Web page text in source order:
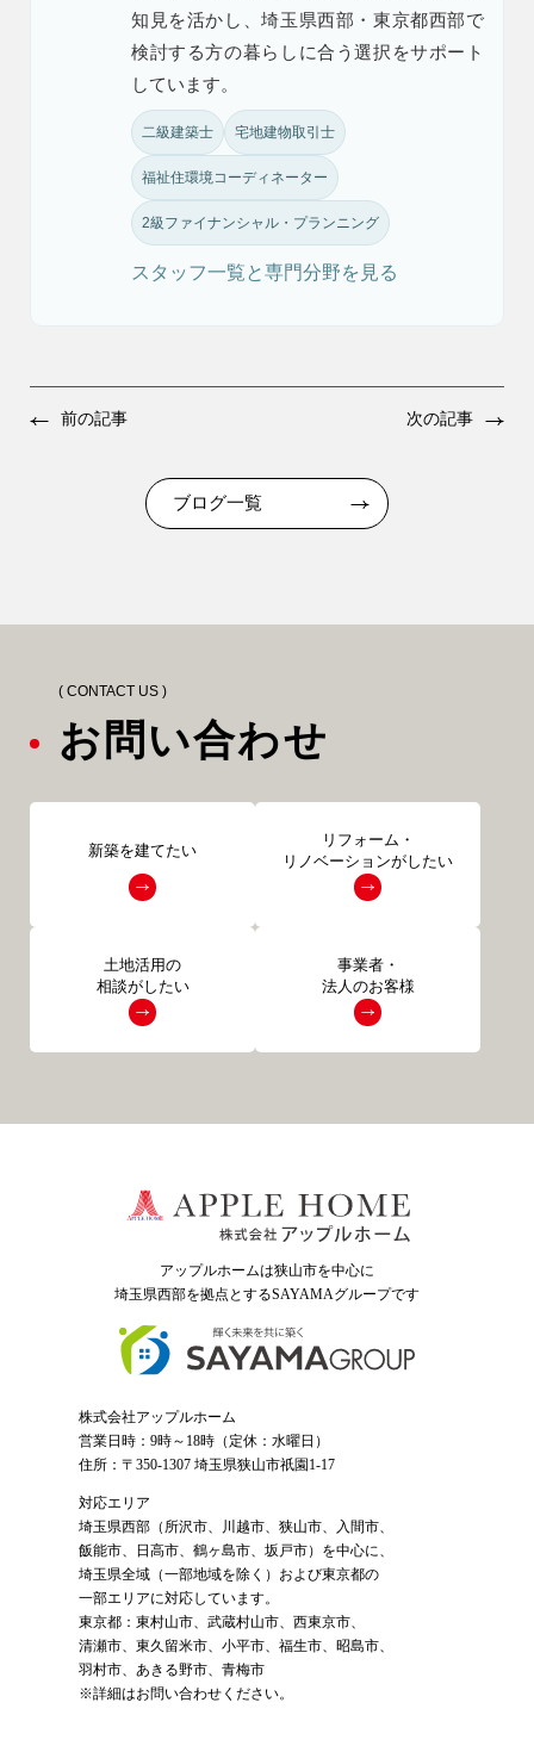
知見を活かし、埼玉県西部・東京都西部で
検討する方の暮らしに合う選択をサポート
しています。
二級建築士 宅地建物取引士
福祉住環境コーディネーター
2級ファイナンシャル・プランニング
スタッフ一覧と専門分野を見る
前の記事 次の記事
ブログ一覧
( CONTACT US )
お問い合わせ
新築を建てたい
リフォーム・
リノベーションがしたい
土地活用の
相談がしたい
事業者・
法人のお客様
アップルホームは狭山市を中心に
埼玉県西部を拠点とするSAYAMAグループです
株式会社アップルホーム
営業日時：9時～18時（定休：水曜日）
住所：〒350-1307 埼玉県狭山市祇園1-17
対応エリア
埼玉県西部（ 所沢市、 川越市、狭山市、入間市、
飯能市、日高市、鶴ヶ島市、坂戸市）を中心に、
埼玉県全域（一部地域を除く）および東京都の
一部エリアに対応しています。
東京都：東村山市、武蔵村山市、西東京市、
清瀬市、東久留米市、小平市、福生市、昭島市、
羽村市、あきる野市、青梅市
※詳細はお問い合わせください。